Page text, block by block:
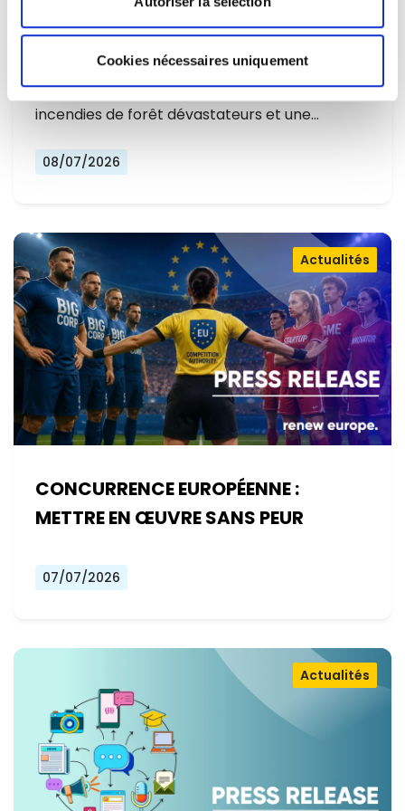
Cookies nécessaires uniquement
L'EUROPE NE PEUT PLUS SE
CONTENTER DE RÉAGIR ET DOIT SE
PRÉPARER
Alors que l'Europe connaît un nouvel été
marqué par des températures record, des
incendies de forêt dévastateurs et une…
08/07/2026
CONCURRENCE EUROPÉENNE :
METTRE EN ŒUVRE SANS PEUR
Actualités
07/07/2026
Actualités